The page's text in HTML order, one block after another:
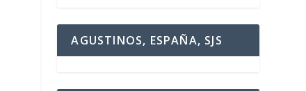
AGUSTINOS, ESPAÑA, SJS